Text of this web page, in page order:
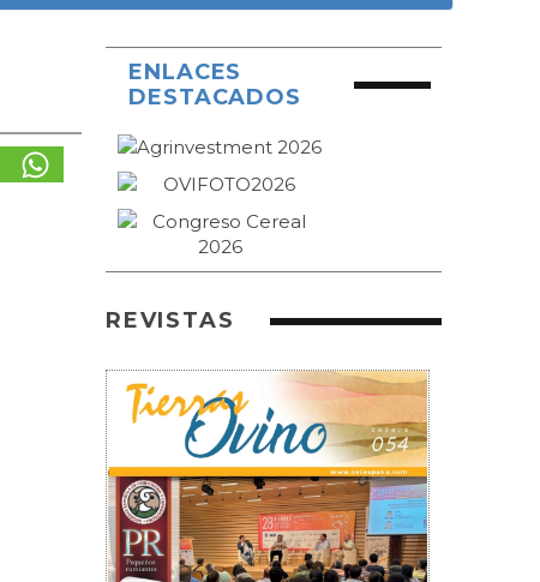
ENLACES
DESTACADOS
REVISTAS